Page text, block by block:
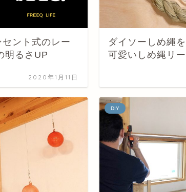
ント式のレー
明るさUP
2020年1月11日
ダイソーしめ縄
可愛いしめ縄リ
DIY